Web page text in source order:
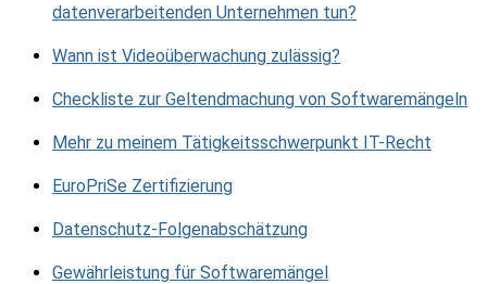
datenverarbeitenden Unternehmen tun?
Wann ist Videoüberwachung zulässig?
Checkliste zur Geltendmachung von Softwaremängeln
Mehr zu meinem Tätigkeitsschwerpunkt IT-Recht
EuroPriSe Zertifizierung
Datenschutz-Folgenabschätzung
Gewährleistung für Softwaremängel